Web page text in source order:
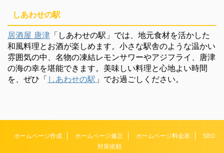
しあわせの駅
居酒屋 唐津 「しあわせの駅」では、地元食材を活かした
和風料理とお酒が楽しめます。小さな駅舎のような温かい
雰囲気の中、名物の凍結レモンサワーやアジフライ、唐津
の海の幸を堪能できます。美味しい料理と心地よい時間
を、ぜひ「 しあわせの駅 」でお過ごしください。
ホームページ作成 ホームページ修正 ホームページ料金表
SEO
対策依頼